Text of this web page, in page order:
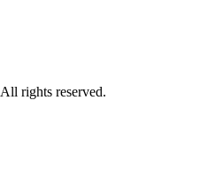
All rights reserved.